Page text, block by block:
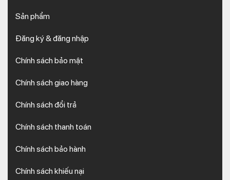
Sản phẩm
Đăng ký & đăng nhập
Chính sách bảo mật
Chính sách giao hàng
Chính sách đổi trả
Chính sách thanh toán
Chính sách bảo hành
Chính sách khiếu nại